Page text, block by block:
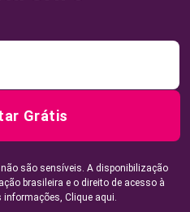
Grátis
são sensíveis. A disponibilização
brasileira e o direito de acesso à
informações, Clique aqui.